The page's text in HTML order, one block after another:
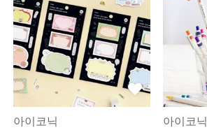
아이코닉 아이코닉